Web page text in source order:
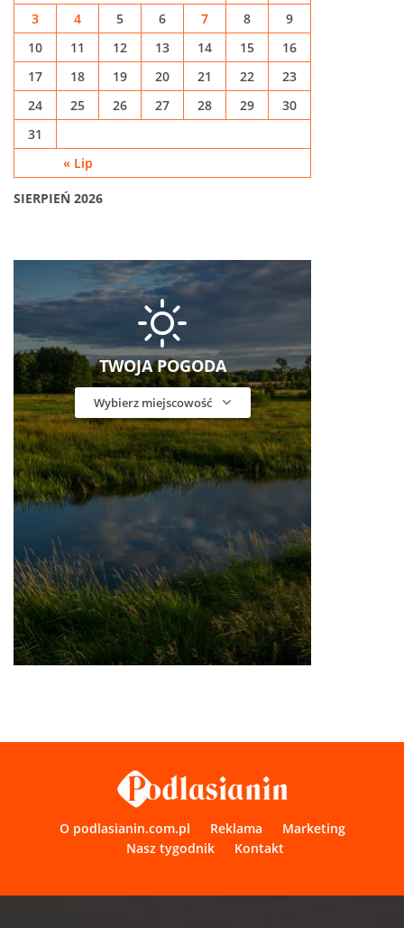
SIERPIEŃ 2026
« Lip
3
4 5 6 7 8
9
10
11 12 13 14 15
16
17
18 19 20 21 22
23
24
25 26 27 28 29
30
31
TWOJA POGODA
Wybierz miejscowość
O podlasianin.com.pl Reklama
Marketing
Nasz tygodnik
Kontakt